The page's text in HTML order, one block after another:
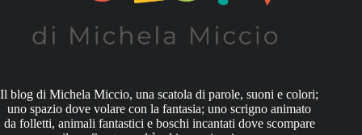
Il blog di Michela Miccio, una scatola di parole, suoni e colori;
uno spazio dove volare con la fantasia; uno scrigno animato
da folletti, animali fantastici e boschi incantati dove scompare